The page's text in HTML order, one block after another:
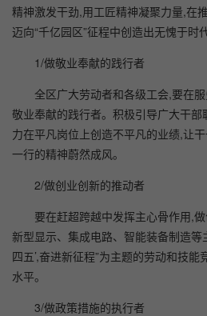
精神激发干劲,用工匠精神凝聚力量,在
迈向“千亿园区”征程中创造出无愧于时
1/做敬业奉献的践行者
全区广大劳动者和各级工会,要在
敬业奉献的践行者。积极引导广大干
力在平凡岗位上创造不平凡的业绩,让
一行的精神蔚然成风。
2/做创业创新的推动者
要在赶超跨越中发挥主心骨作用,
新型显示、集成电路、智能装备制造等
四五’,奋进新征程”为主题的劳动和技
水平。
3/做政策措施的执行者